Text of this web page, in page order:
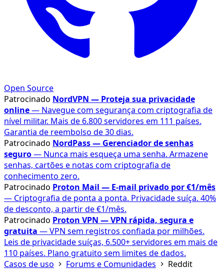
Open Source
Patrocinado NordVPN — Proteja sua privacidade
online— Navegue com segurança com criptografia de
nível militar. Mais de 6.800 servidores em 111 países.
Garantia de reembolso de 30 dias.
Patrocinado NordPass — Gerenciador de senhas
seguro— Nunca mais esqueça uma senha. Armazene
senhas, cartões e notas com criptografia de
conhecimento zero.
Patrocinado Proton Mail — E-mail privado por €1/mês
— Criptografia de ponta a ponta. Privacidade suíça. 40%
de desconto, a partir de €1/mês.
Patrocinado Proton VPN — VPN rápida, segura e
gratuita — VPN sem registros confiada por milhões.
Leis de privacidade suíças, 6.500+ servidores em mais de
110 países. Plano gratuito sem limites de dados.
Casos de uso
Forums e Comunidades Reddit